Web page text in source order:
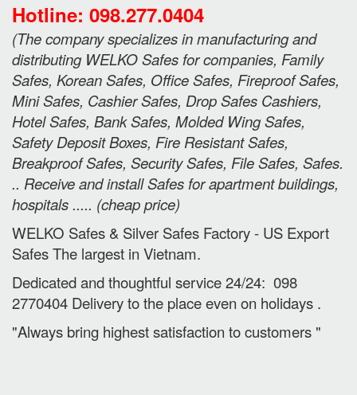
Hotline: 098.277.0404
(The company specializes in manufacturing and
distributing WELKO Safes for companies, Family
Safes, Korean Safes, Office Safes, Fireproof Safes,
Mini Safes, Cashier Safes, Drop Safes Cashiers,
Hotel Safes, Bank Safes, Molded Wing Safes,
Safety Deposit Boxes, Fire Resistant Safes,
Breakproof Safes, Security Safes, File Safes, Safes.
.. Receive and install Safes for apartment buildings,
hospitals ..... (cheap price)
WELKO Safes & Silver Safes Factory - US Export
Safes The largest in Vietnam.
Dedicated and thoughtful service 24/24: 098
2770404 Delivery to the place even on holidays .
"Always bring highest satisfaction to customers "